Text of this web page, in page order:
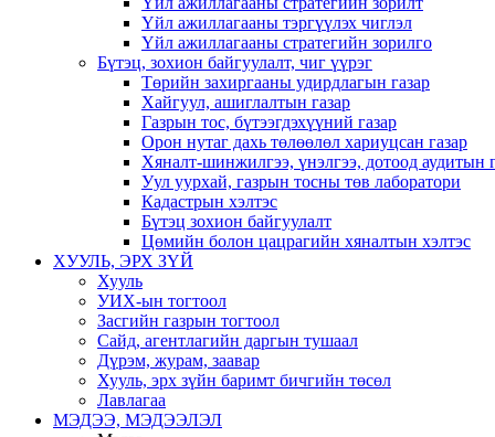
Үйл ажиллагааны тэргүүлэх чиглэл
Үйл ажиллагааны стратегийн зорилго
Бүтэц, зохион байгуулалт, чиг үүрэг
Төрийн захиргааны удирдлагын газар
Хайгуул, ашиглалтын газар
Газрын тос, бүтээгдэхүүний газар
Орон нутаг дахь төлөөлөл хариуцсан газар
Хяналт-шинжилгээ, үнэлгээ, дотоод аудитын
Уул уурхай, газрын тосны төв лаборатори
Кадастрын хэлтэс
Бүтэц зохион байгуулалт
Цөмийн болон цацрагийн хяналтын хэлтэс
ХУУЛЬ, ЭРХ ЗҮЙ
Хууль
УИХ-ын тогтоол
Засгийн газрын тогтоол
Сайд, агентлагийн даргын тушаал
Дүрэм, журам, заавар
Хууль, эрх зүйн баримт бичгийн төсөл
Лавлагаа
МЭДЭЭ, МЭДЭЭЛЭЛ